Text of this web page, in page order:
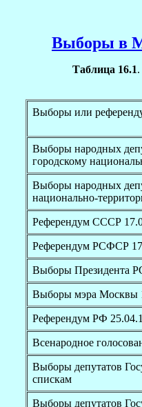
Выборы в
Таблица 16.1
Выборы или
Выборы народных
городскому
Выборы народных
национально-
Референдум СССР
Референдум РСФСР
Выборы Президента
Выборы мэра Москвы
Референдум РФ
Всенародное
Выборы депутатов
спискам
Выборы депутатов